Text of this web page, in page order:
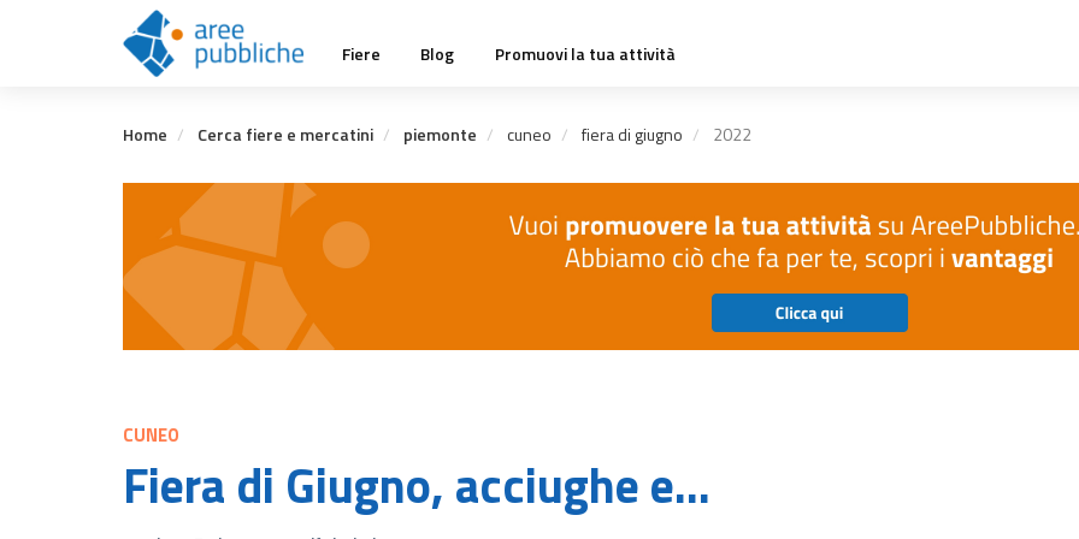
Main
navigation
Fiere Blog Promuovi la tua attività
Home Cerca fiere e mercatini piemonte cuneo fiera di giugno 2022
CUNEO
Fiera di Giugno, acciughe e...